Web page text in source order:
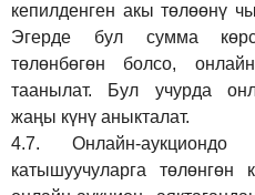
кепилденген акы төлөөнү
Эгерде бул сумма
төлөнбөгөн болсо,
таанылат. Бул учурда
жаңы күнү аныкталат.
4.7.
Онлайн-
катышуучуларга төлөнгөн